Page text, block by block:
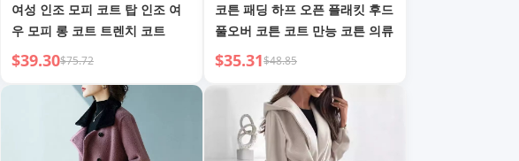
여성 인조 모피 코트 탑 인조 여
우 모피 롱 코트 트렌치 코트
$39.30$75.72
코튼 패딩 하프 오픈 플래킷 후드
풀오버 코튼 코트 만능 코튼 의류
$35.31$48.85